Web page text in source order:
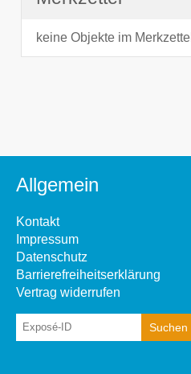
keine Objekte im Merkzettel
Allgemein
Kontakt
Impressum
Datenschutz
Barrierefreiheitserklärung
Vertrag widerrufen